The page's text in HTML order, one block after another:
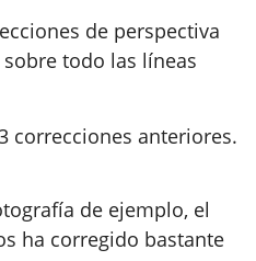
de perspectiva
todo las líneas
correcciones anteriores.
de ejemplo, el
ha corregido bastante